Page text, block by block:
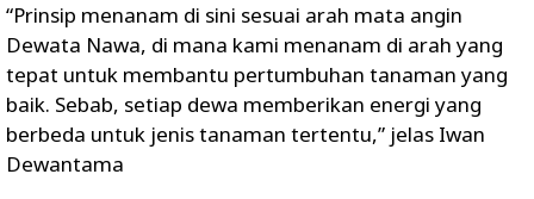
“Prinsip menanam di sini sesuai arah mata angin
Dewata Nawa, di mana kami menanam di arah yang
tepat untuk membantu pertumbuhan tanaman yang
baik. Sebab, setiap dewa memberikan energi yang
berbeda untuk jenis tanaman tertentu,” jelas Iwan
Dewantama